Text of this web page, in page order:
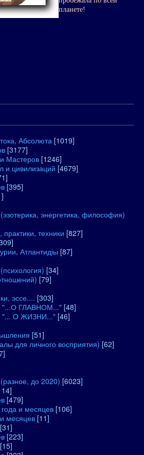
планете!
Абсолюта [1019]
[3177]
Мастеров [1246]
и цивилизаций [4679]
[395]
энергетика, философия)
техники [827]
Атлантидіы [87]
[34]
[79]
эссе.... [303]
"...О ГЛАВНОМ..." [48]
"... О ЖИЗНИ..." [46]
[51]
для личного восприятия) [62]
до 2020) [6023]
[479]
и месяцев [106]
месяцев [11]
[31]
[223]
[15]